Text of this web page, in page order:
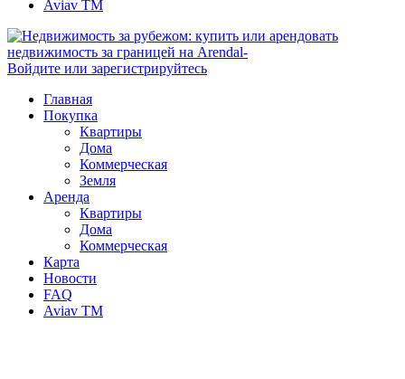
Aviav TM
Войдите или зарегистрируйтесь
Главная
Покупка
Квартиры
Дома
Коммерческая
Земля
Аренда
Квартиры
Дома
Коммерческая
Карта
Новости
FAQ
Aviav TM